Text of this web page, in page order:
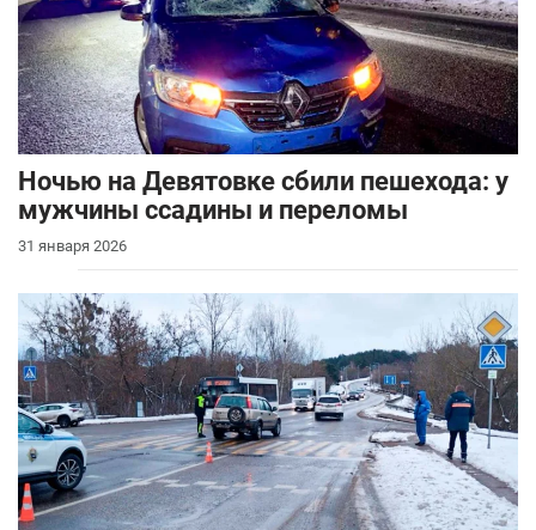
Ночью на Девятовке сбили пешехода: у
мужчины ссадины и переломы
31 января 2026